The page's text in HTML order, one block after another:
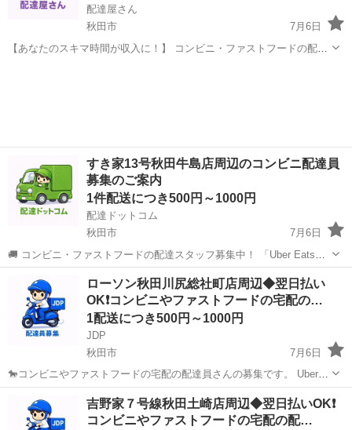
配達屋さん
秋田市
7月6日
【あなたのスキマ時間が収入に！】 コンビニ・ファストフードの配達
すき家13号秋田牛島店周辺のコンビニ配達員
募集のご案内
1件配送につき500円～1000円
配達ドットコム
秋田市
7月6日
🚚 コンビニ・ファストフードの配達スタッフ募集中！ 「Uber Eats」
や「出前館」のように、配達専用アプリを使ってお仕事するスタイル
です。 オファー内容を見てから、受けるかどうかを自由に選べます！
✅ 業務内容...
ファストフード
ローソン秋田川尻総社町店周辺◆翌日払い
OK❗️コンビニやファストフードの宅配の…
1配送につき500円～1000円
JDP
秋田市
7月6日
🐎コンビニやファストフードの宅配の配達員さんの募集です。 Uber
eatsや出前館のように配達専用アプリを使用していただき、オファー
内容を確認していただいてから受ける受けないは自由となります。 配
達時の使用...
配送 ファストフード
吉野家７号線秋田土崎店周辺◆翌日払いOK❗️
コンビニやファストフードの宅配の配…